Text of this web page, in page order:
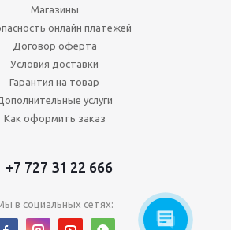
Магазины
онлайн платежей
Договор оферта
Условия доставки
Гарантия на товар
услуги
Как оформить заказ
+7 727 31 22 666
в социальных сетях: